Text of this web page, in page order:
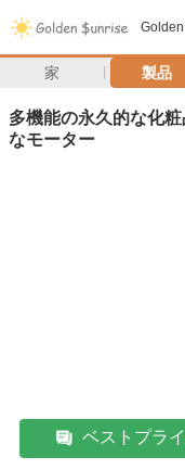
家 製品
多機能の永久的な化
なモーター
ベストプラ